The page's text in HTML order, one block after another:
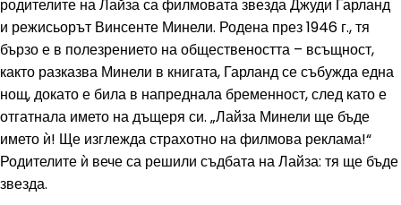
родителите на Лайза са филмовата звезда Джуди Гарланд
и режисьорът Винсенте Минели. Родена през 1946 г., тя
бързо е в полезрението на обществеността – всъщност,
както разказва Минели в книгата, Гарланд се събужда една
нощ, докато е била в напреднала бременност, след като е
отгатнала името на дъщеря си. „Лайза Минели ще бъде
името ѝ! Ще изглежда страхотно на филмова реклама!“
Родителите ѝ вече са решили съдбата на Лайза: тя ще бъде
звезда.